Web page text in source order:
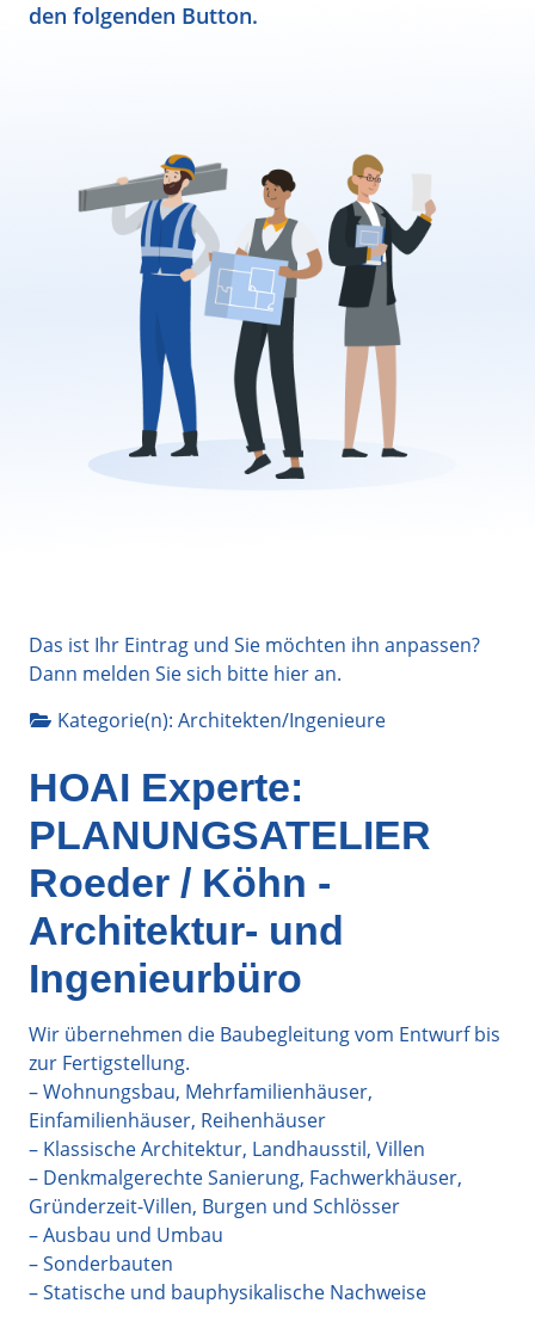
den folgenden Button.
Das ist Ihr Eintrag und Sie möchten ihn anpassen?
Dann melden Sie sich bitte hieran.
Kategorie(n): Architekten/Ingenieure
HOAI Experte:
PLANUNGSATELIER
Roeder / Köhn -
Architektur- und
Ingenieurbüro
Wir übernehmen die Baubegleitung vom Entwurf bis
zur Fertigstellung.
– Wohnungsbau, Mehrfamilienhäuser,
Einfamilienhäuser, Reihenhäuser
– Klassische Architektur, Landhausstil, Villen
– Denkmalgerechte Sanierung, Fachwerkhäuser,
Gründerzeit-Villen, Burgen und Schlösser
– Ausbau und Umbau
– Sonderbauten
– Statische und bauphysikalische Nachweise